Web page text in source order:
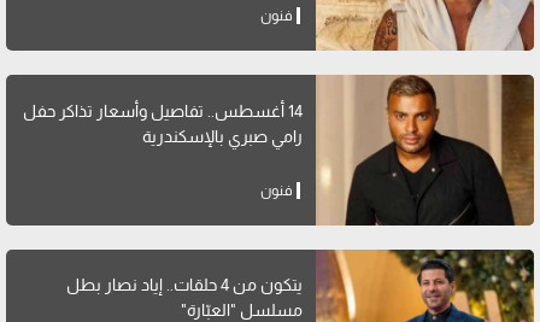
فنون
14 أغسطس.. تفاصيل وأسعار تذاكر حفل
رامي صبري بالإسكندرية
فنون
يتكون من 4 حلقات.. إياد نصار بطل
مسلسل "العبّارة"